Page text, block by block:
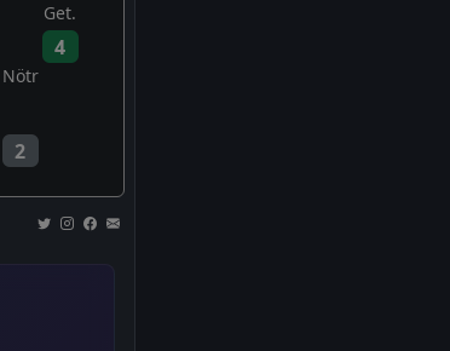
Get.
4
Nötr
2